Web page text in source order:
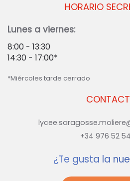
+34 976 52
HORARIO
Lunes a viernes:
8:00 - 13:30
14:30 - 17:00*
*Miércoles tarde cerrado
¿Te gusta la